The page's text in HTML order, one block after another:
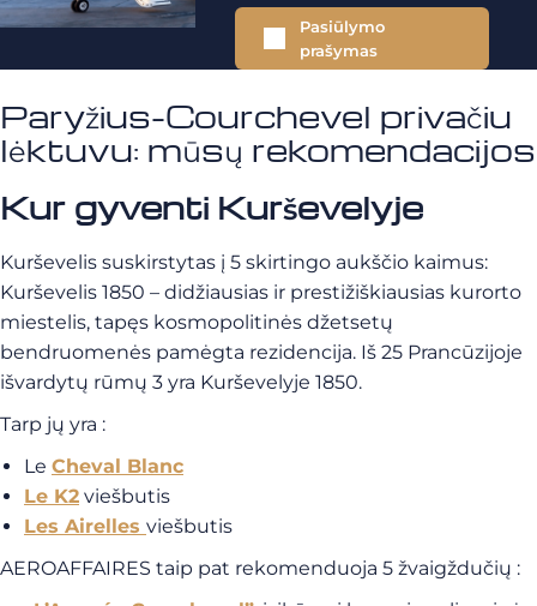
Pasiūlymo
prašymas
Paryžius-Courchevel privačiu
lėktuvu: mūsų rekomendacijos
Kur gyventi Kurševelyje
Kurševelis suskirstytas į 5 skirtingo aukščio kaimus:
Kurševelis 1850 – didžiausias ir prestižiškiausias kurorto
miestelis, tapęs kosmopolitinės džetsetų
bendruomenės pamėgta rezidencija. Iš 25 Prancūzijoje
išvardytų rūmų 3 yra Kurševelyje 1850.
Tarp jų yra :
Le Cheval Blanc
Le K2 viešbutis
Les Airelles viešbutis
AEROAFFAIRES taip pat rekomenduoja 5 žvaigždučių :